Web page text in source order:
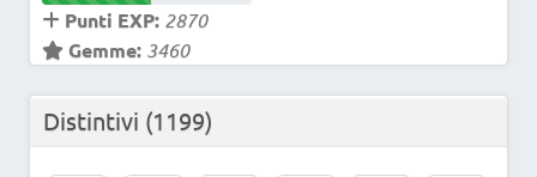
Punti EXP: 2870
Gemme: 3460
Distintivi (1199)